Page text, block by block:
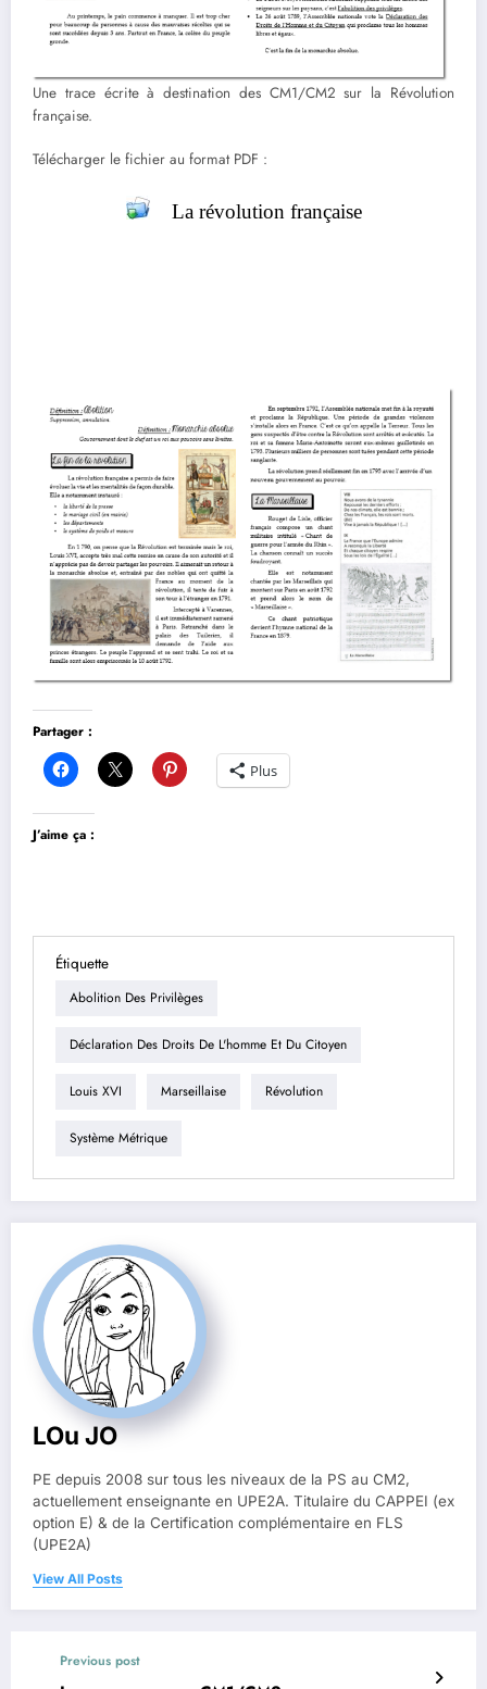
Une trace écrite à destination des CM1/CM2 sur la Révolution
française.
Télécharger le fichier au format PDF :
La révolution française
Partager :
Plus
J’aime ça :
Étiquette
Abolition Des Privilèges
Déclaration Des Droits De L'homme Et Du Citoyen
Louis XVI Marseillaise Révolution
Système Métrique
LOu JO
PE depuis 2008 sur tous les niveaux de la PS au CM2,
actuellement enseignante en UPE2A. Titulaire du CAPPEI (ex
option E) & de la Certification complémentaire en FLS
(UPE2A)
View All Posts
Previous post